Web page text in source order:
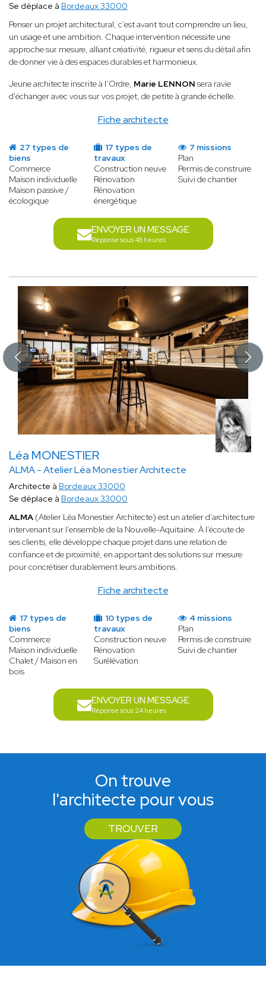
Fiche architecte
Se déplace à Bordeaux 33000
Penser un projet architectural, c’est avant tout comprendre un lieu,
un usage et une ambition. Chaque intervention nécessite une
approche sur mesure, alliant créativité, rigueur et sens du détail afin
de donner vie à des espaces durables et harmonieux.
Jeune architecte inscrite à l’Ordre, Marie LENNON sera ravie
d'échanger avec vous sur vos projet, de petite à grande échelle.
27 types de
biens
Commerce
Maison individuelle
Maison passive /
écologique
17 types de
travaux
Construction neuve
Rénovation
Rénovation
énergétique
7 missions
Plan
Permis de construire
Suivi de chantier
ENVOYER UN MESSAGE
Réponse sous 48 heures
Léa MONESTIER
ALMA - Atelier Léa Monestier Architecte
Fiche architecte
Architecte à Bordeaux 33000
Se déplace à Bordeaux 33000
ALMA (Atelier Léa Monestier Architecte) est un atelier d’architecture
intervenant sur l’ensemble de la Nouvelle-Aquitaine. À l’écoute de
ses clients, elle développe chaque projet dans une relation de
confiance et de proximité, en apportant des solutions sur mesure
pour concrétiser durablement leurs ambitions.
17 types de
biens
Commerce
Maison individuelle
Chalet / Maison en
bois
10 types de
travaux
Construction neuve
Rénovation
Surélévation
4 missions
Plan
Permis de construire
Suivi de chantier
ENVOYER UN MESSAGE
Réponse sous 24 heures
On trouve
l'architecte pour vous
TROUVER